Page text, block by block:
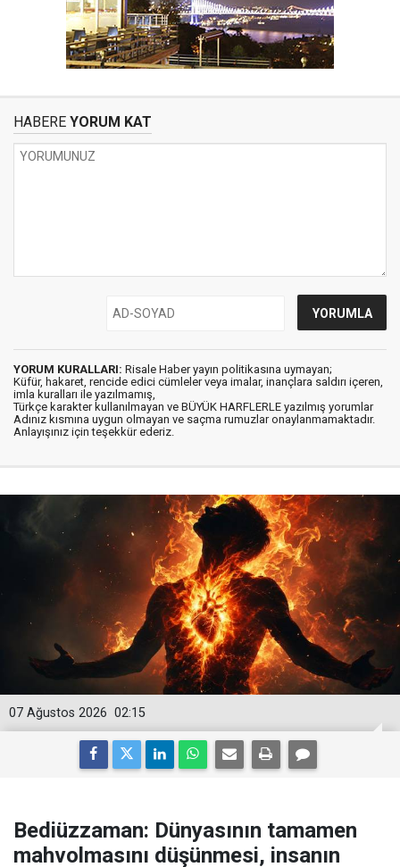
HABERE YORUM KAT
YORUM KURALLARI: Risale Haber yayın politikasına uymayan;
Küfür, hakaret, rencide edici cümleler veya imalar, inançlara saldırı içeren,
imla kuralları ile yazılmamış,
Türkçe karakter kullanılmayan ve BÜYÜK HARFLERLE yazılmış yorumlar
Adınız kısmına uygun olmayan ve saçma rumuzlar onaylanmamaktadır.
Anlayışınız için teşekkür ederiz.
02:15
07 Ağustos 2026
Bediüzzaman: Dünyasının tamamen
mahvolmasını düşünmesi, insanın